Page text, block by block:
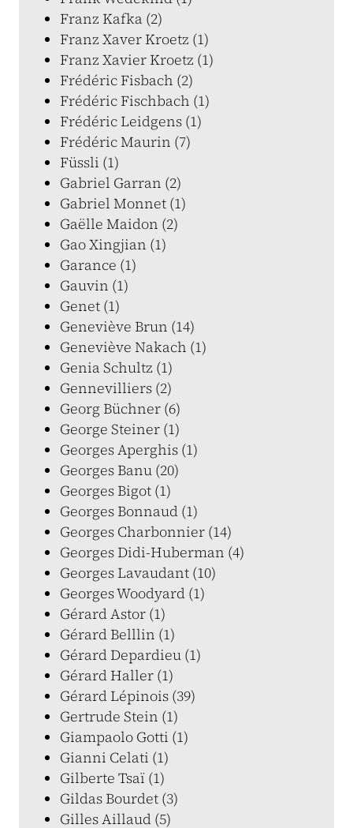
Franz Kafka (2)
Franz Xaver Kroetz (1)
Franz Xavier Kroetz (1)
Frédéric Fisbach (2)
Frédéric Fischbach (1)
Frédéric Leidgens (1)
Frédéric Maurin (7)
Füssli (1)
Gabriel Garran (2)
Gabriel Monnet (1)
Gaëlle Maidon (2)
Gao Xingjian (1)
Garance (1)
Gauvin (1)
Genet (1)
Geneviève Brun (14)
Geneviève Nakach (1)
Genia Schultz (1)
Gennevilliers (2)
Georg Büchner (6)
George Steiner (1)
Georges Aperghis (1)
Georges Banu (20)
Georges Bigot (1)
Georges Bonnaud (1)
Georges Charbonnier (14)
Georges Didi-Huberman (4)
Georges Lavaudant (10)
Georges Woodyard (1)
Gérard Astor (1)
Gérard Belllin (1)
Gérard Depardieu (1)
Gérard Haller (1)
Gérard Lépinois (39)
Gertrude Stein (1)
Giampaolo Gotti (1)
Gianni Celati (1)
Gilberte Tsaï (1)
Gildas Bourdet (3)
Gilles Aillaud (5)